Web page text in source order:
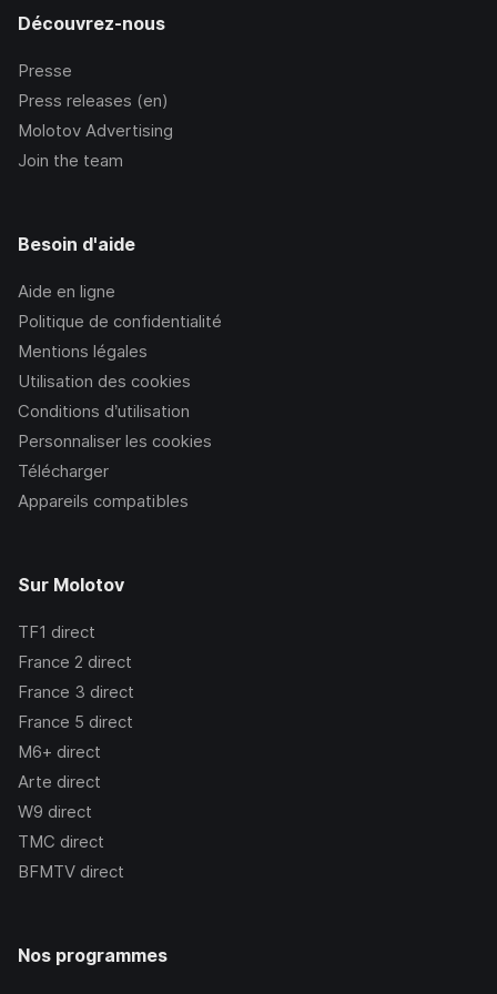
Découvrez-nous
Presse
Press releases (en)
Molotov Advertising
Join the team
Besoin d'aide
Aide en ligne
Politique de confidentialité
Mentions légales
Utilisation des cookies
Conditions d’utilisation
Personnaliser les cookies
Télécharger
Appareils compatibles
Sur Molotov
TF1 direct
France 2 direct
France 3 direct
France 5 direct
M6+ direct
Arte direct
W9 direct
TMC direct
BFMTV direct
Nos programmes